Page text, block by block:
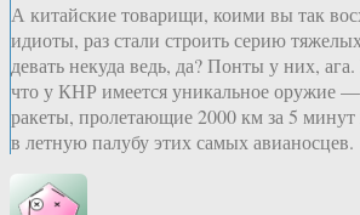
А китайские товарищи, коими вы так
идиоты, раз стали строить серию
девать некуда ведь, да? Понты у них,
что у КНР имеется уникальное оружие —
ракеты, пролетающие 2000 км за 5
в летную палубу этих самых авианосцев.